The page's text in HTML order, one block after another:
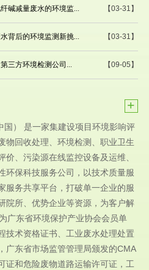
【03-31】
碱减量废水的环境监...
【03-31】
背后的环境监测新挑...
【09-05】
三方环境检测公司...
+
） 是一家集建设项目环境影响评
物回收处理、环境检测、职业卫生
、污染源在线监控设备及运维、
环保科技服务公司，以技术质量服
服务共享平台，打破单一企业的服
院所、优势企业等资源，为客户解
东省环境保护产业协会会员单
技术资格证书、工业废水处理处置
广东省市场监管管理局颁发的CMA
证和危险废物道路运输许可证，工